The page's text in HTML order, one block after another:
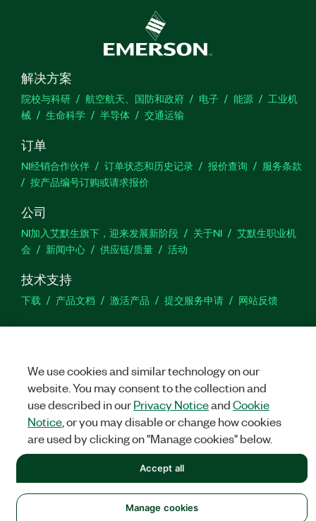
解决方案
院校与科研 航空航天、国防和政府 电子 能源
工业机
械
生命科学 半导体 交通运输
订单
NI经销合作伙伴 订单状态和历史记录 报价查询
服务条款
按产品编号订购或请求报价
公司
NI加入艾默生旗下，迎来发展新阶段 关于NI
艾默生职业机
会
新闻中心 供应链/质量 活动
技术支持
下载 产品文档 激活产品 提交服务申请 网站反馈
法律信息|IMPRINT|中国特定隐私声明|隐私声明|Manage
cookies
NATIONAL INSTRUMENTS CORP. 恩艾 (中国) 仪器有限公司 版权所
有.沪ICP备09002359号. 沪公网安备 31011502018878号
We use cookies and similar technology on our
website. You may consent to the collection and
use described in ourPrivacy NoticeandCookie
Notice, or you may disable or change how cookies
are used by clicking on "Manage cookies" below.
Manage cookies
Accept all